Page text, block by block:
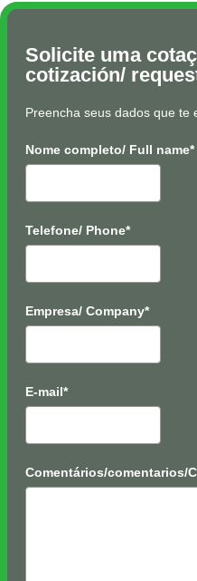
Solicite uma
cotización/
Preencha seus dados que te
Nome completo/ Full name*
Telefone/ Phone*
Empresa/ Company*
E-mail*
Comentários/comentarios/